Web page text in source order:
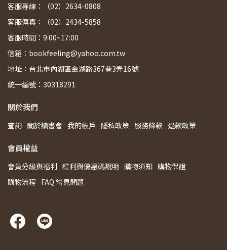
客服專線：（02）2634-0808
客服傳真：（02）2434-5858
客服時間：9:00~17:00
信箱：bookfeeling@yahoo.com.tw
地址：台北市內湖區金湖路367巷3弄16號
統一編號：30318291
關於我們
查詢 關於讀書會 我的帳戶 隱私政策 服務條款 退款政策
會員權益
會員分級與福利 紅利與優惠碼說明 購物須知 購物保證
購物流程 FAQ 常見問題